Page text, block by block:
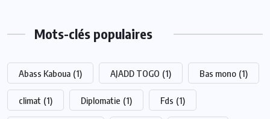
Mots-clés populaires
Abass Kaboua (1) AJADD TOGO (1) Bas mono (1)
climat (1) Diplomatie (1) Fds (1)